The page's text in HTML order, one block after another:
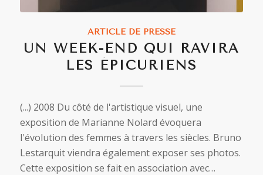
ARTICLE DE PRESSE
UN WEEK-END QUI RAVIRA
LES ÉPICURIENS
(...) 2008 Du côté de l'artistique visuel, une
exposition de Marianne Nolard évoquera
l'évolution des femmes à travers les siècles. Bruno
Lestarquit viendra également exposer ses photos.
Cette exposition se fait en association avec…